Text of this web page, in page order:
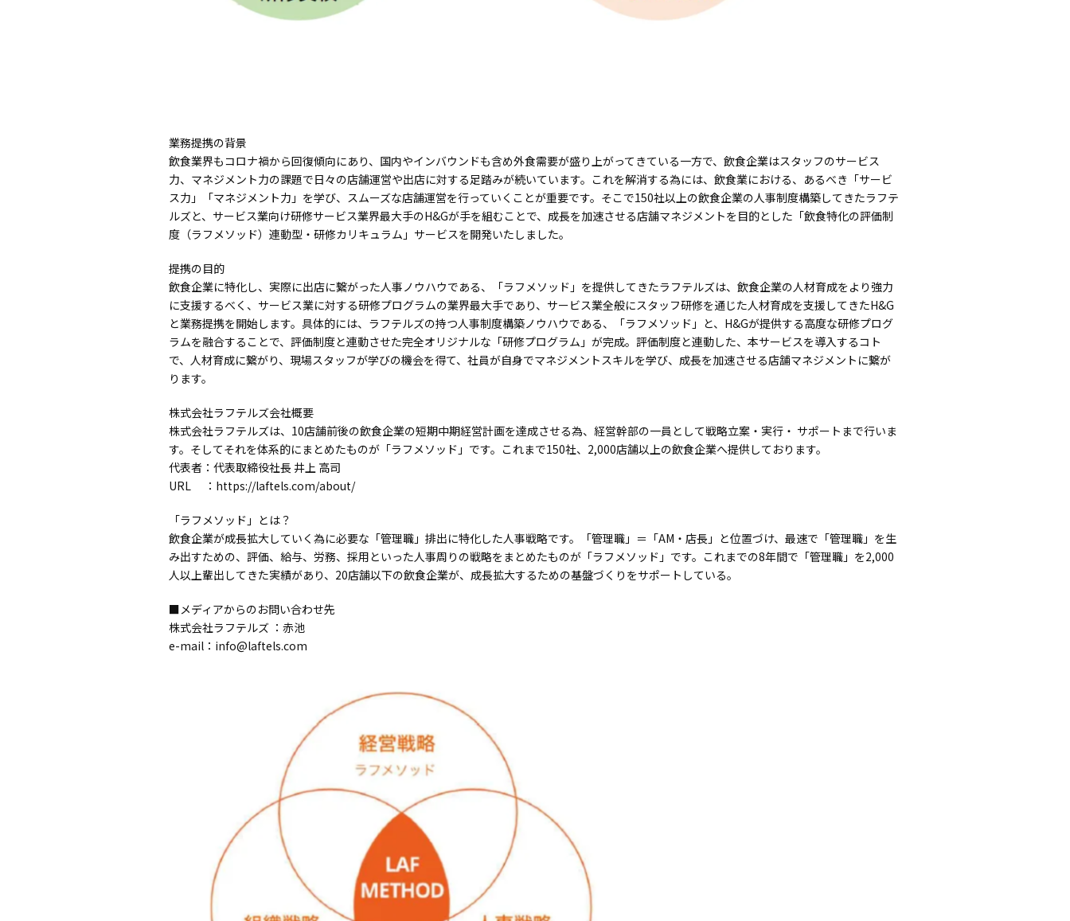
業務提携の背景
飲食業界もコロナ禍から回復傾向にあり、国内やインバウンドも含め外食需要が盛り上がってきている一方で、飲食企業はスタッフのサービス
力、マネジメント力の課題で日々の店舗運営や出店に対する足踏みが続いています。これを解消する為には、飲食業における、あるべき「サービ
ス力」「マネジメント力」を学び、スムーズな店舗運営を行っていくことが重要です。そこで150社以上の飲食企業の人事制度構築してきたラフテ
ルズと、サービス業向け研修サービス業界最大手のH&Gが手を組むことで、成長を加速させる店舗マネジメントを目的とした 「飲食特化の評価制
度（ラフメソッド）連動型・研修カリキュラム」 サービスを開発いたしました。
提携の目的
飲食企業に特化し、実際に出店に繋がった人事ノウハウである、「ラフメソッド」を提供してきたラフテルズは、飲食企業の人材育成をより強力
に支援するべく、サービス業に対する研修プログラムの業界最大手であり、サービス業全般にスタッフ研修を通じた人材育成を支援してきたH&G
と業務提携を開始します。具体的には、ラフテルズの持つ人事制度構築ノウハウである、「ラフメソッド」と、H&Gが提供する高度な研修プログ
ラムを融合することで、評価制度と連動させた完全オリジナルな「研修プログラム」が完成。評価制度と連動した、本サービスを導入するコト
で、人材育成に繋がり、現場スタッフが学びの機会を得て、社員が自身でマネジメントスキルを学び、成長を加速させる店舗マネジメントに繋が
ります。
株式会社ラフテルズ会社概要
株式会社ラフテルズは、10店舗前後の飲食企業の短期中期経営計画を達成させる為、経営幹部の一員として戦略立案・実行・ サポートまで行いま
す。そしてそれを体系的にまとめたものが「ラフメソッド」です。これまで150社、2,000店舗以上の飲食企業へ提供しております。
代表者：代表取締役社長 井上 高司
URL ： https://laftels.com/about/
「ラフメソッド」とは？
飲食企業が成長拡大していく為に必要な「管理職」排出に特化した人事戦略です。「管理職」＝「AM・店長」と位置づけ、最速で「管理職」を生
み出すための、評価、給与、労務、採用といった人事周りの戦略をまとめたものが「ラフメソッド」です。これまでの8年間で「管理職」を2,000
人以上輩出してきた実績があり、20店舗以下の飲食企業が、成長拡大するための基盤づくりをサポートしている。
■メディアからのお問い合わせ先
株式会社ラフテルズ ：赤池
e-mail：info@laftels.com